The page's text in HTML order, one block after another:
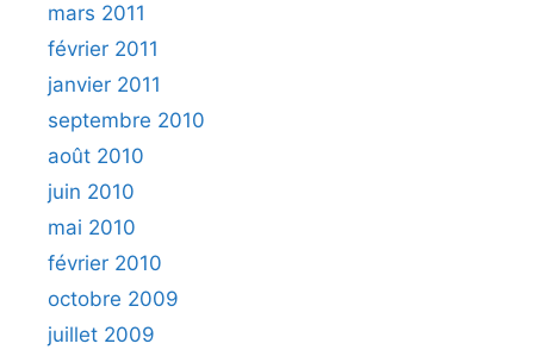
mars 2011
février 2011
janvier 2011
septembre 2010
août 2010
juin 2010
mai 2010
février 2010
octobre 2009
juillet 2009